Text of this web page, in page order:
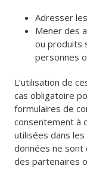
Adresser
Mener des
ou produits
personnes
L’utilisation de
cas obligatoire
formulaires de
consentement à
utilisées dans
données ne sont
des partenaires